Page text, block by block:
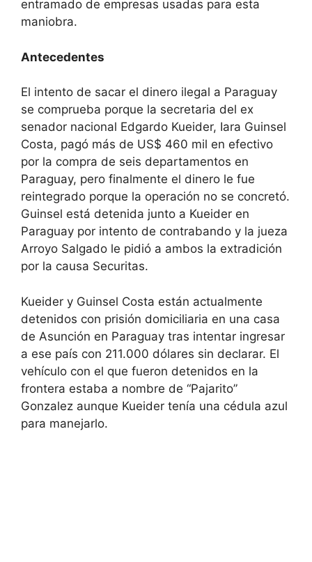
entramado de empresas usadas para esta
maniobra.
Antecedentes
El intento de sacar el dinero ilegal a Paraguay
se comprueba porque la secretaria del ex
senador nacional Edgardo Kueider, Iara Guinsel
Costa, pagó más de US$ 460 mil en efectivo
por la compra de seis departamentos en
Paraguay, pero finalmente el dinero le fue
reintegrado porque la operación no se concretó.
Guinsel está detenida junto a Kueider en
Paraguay por intento de contrabando y la jueza
Arroyo Salgado le pidió a ambos la extradición
por la causa Securitas.
Kueider y Guinsel Costa están actualmente
detenidos con prisión domiciliaria en una casa
de Asunción en Paraguay tras intentar ingresar
a ese país con 211.000 dólares sin declarar. El
vehículo con el que fueron detenidos en la
frontera estaba a nombre de “Pajarito”
Gonzalez aunque Kueider tenía una cédula azul
para manejarlo.